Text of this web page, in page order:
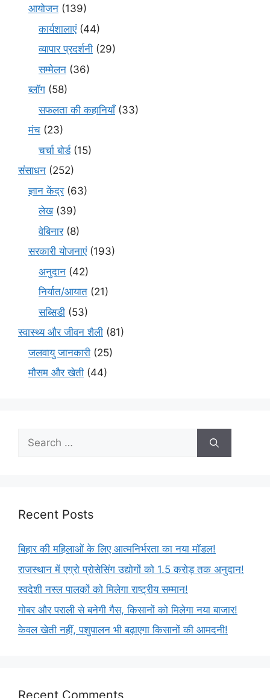
आयोजन (139)
कार्यशालाएं(44)
व्यापार प्रदर्शनी (29)
सम्मेलन (36)
ब्लॉग (58)
सफलता की कहानियाँ(33)
मंच (23)
चर्चा बोर्ड(15)
संसाधन (252)
ज्ञान केंद्र(63)
लेख(39)
वेबिनार(8)
सरकारी योजनाएं(193)
अनुदान (42)
निर्यात/आयात (21)
सब्सिडी (53)
स्वास्थ्य और जीवन शैली (81)
जलवायु जानकारी (25)
मौसम और खेती (44)
Recent Posts
बिहार की महिलाओं के लिए आत्मनिर्भरता का नया मॉडल!
राजस्थान में एग्रो प्रोसेसिंग उद्योगों को 1.5 करोड़ तक अनुदान!
स्वदेशी नस्ल पालकों को मिलेगा राष्ट्रीय सम्मान!
गोबर और पराली से बनेगी गैस, किसानों को मिलेगा नया बाजार!
केवल खेती नहीं, पशुपालन भी बढ़ाएगा किसानों की आमदनी!